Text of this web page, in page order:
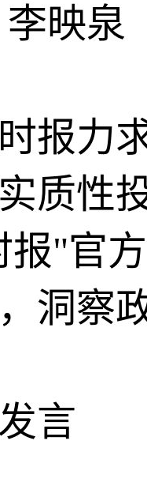
映泉
报力
质性
"官
洞察
言